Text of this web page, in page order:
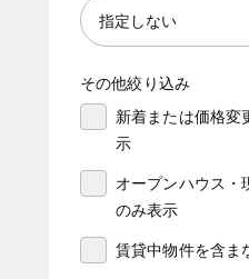
その他絞り込み
新着または価格変
示
オープンハウス・
のみ表示
賃貸中物件を含ま